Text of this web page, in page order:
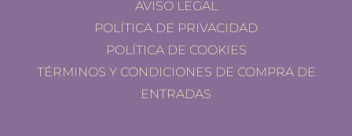
AVISO LEGAL
POLÍTICA DE PRIVACIDAD
POLÍTICA DE COOKIES
TÉRMINOS Y CONDICIONES DE COMPRA DE
ENTRADAS